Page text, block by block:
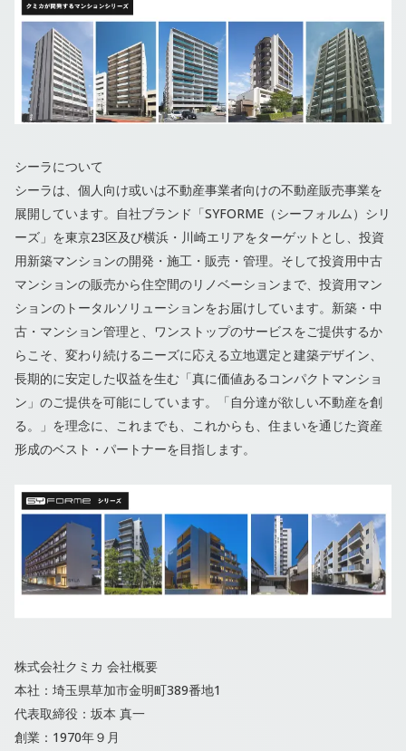
シーラについて
シーラは、個人向け或いは不動産事業者向けの不動産販売事業を
展開しています。自社ブランド「SYFORME（シーフォルム）シリ
ーズ」を東京23区及び横浜・川崎エリアをターゲットとし、投資
用新築マンションの開発・施工・販売・管理。そして投資用中古
マンションの販売から住空間のリノベーションまで、投資用マン
ションのトータルソリューションをお届けしています。新築・中
古・マンション管理と、ワンストップのサービスをご提供するか
らこそ、変わり続けるニーズに応える立地選定と建築デザイン、
長期的に安定した収益を生む「真に価値あるコンパクトマンショ
ン」のご提供を可能にしています。「自分達が欲しい不動産を創
る。」を理念に、これまでも、これからも、住まいを通じた資産
形成のベスト・パートナーを目指します。
株式会社クミカ 会社概要
本社：埼玉県草加市金明町389番地1
代表取締役：坂本 真一
創業：1970年９⽉